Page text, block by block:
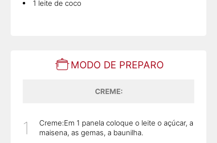
1 leite de coco
MODO DE PREPARO
CREME:
Creme:Em 1 panela coloque o leite o açúcar, a
maisena, as gemas, a baunilha.